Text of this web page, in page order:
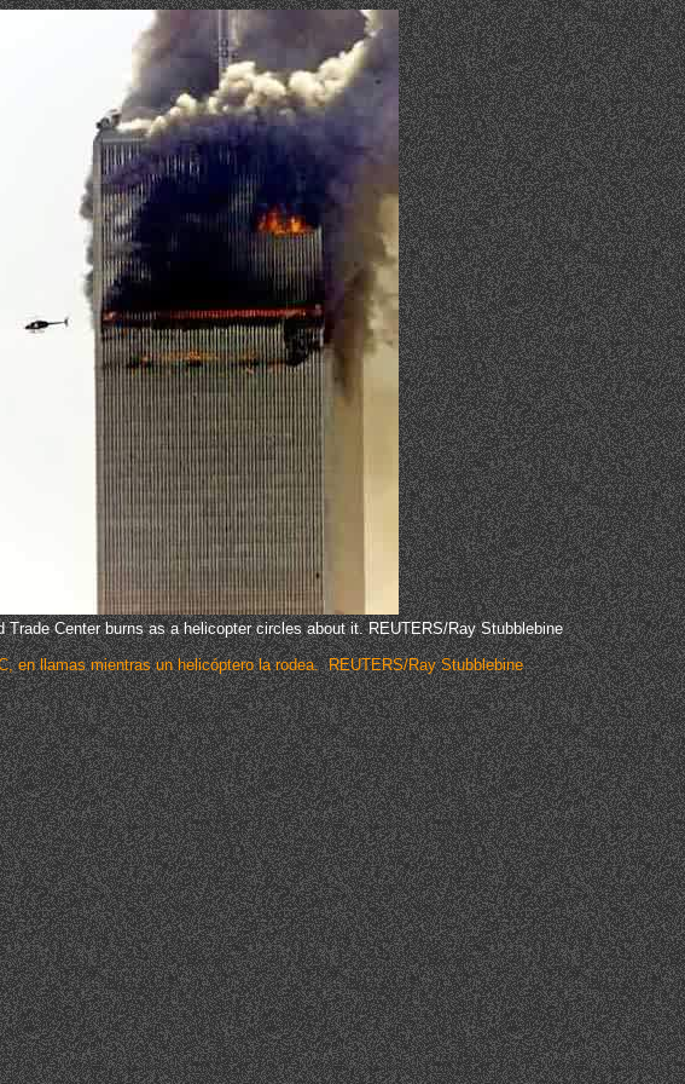
Trade Center burns as a helicopter circles about it. REUTERS/Ray Stubblebine
en llamas mientras un helicóptero la rodea. REUTERS/Ray Stubblebine